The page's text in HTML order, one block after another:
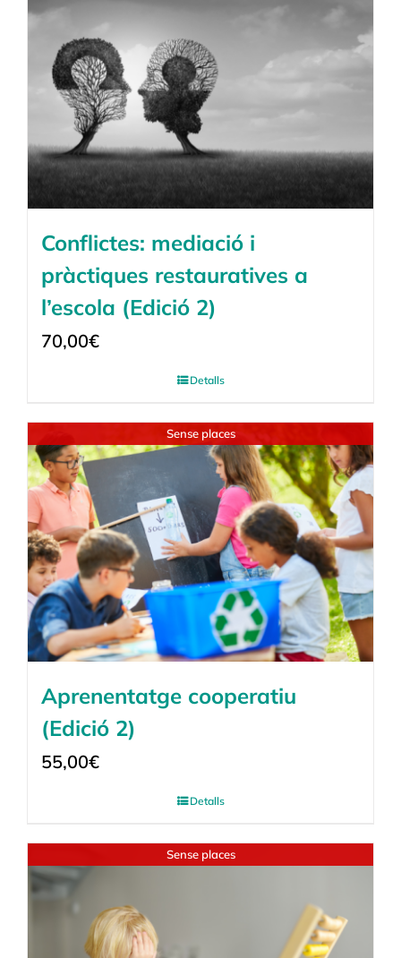
Conflictes: mediació i
pràctiques restauratives a
l’escola (Edició 2)
70,00€
Detalls
Sense places
Aprenentatge cooperatiu
(Edició 2)
55,00€
Detalls
Sense places